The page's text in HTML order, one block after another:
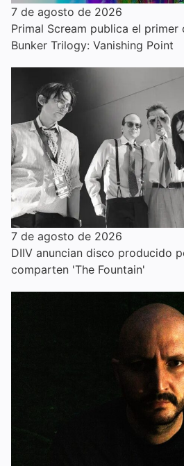
7 de agosto de 2026
Primal Scream publica el primer
Bunker Trilogy: Vanishing Point
7 de agosto de 2026
DIIV anuncian disco producido
comparten 'The Fountain'